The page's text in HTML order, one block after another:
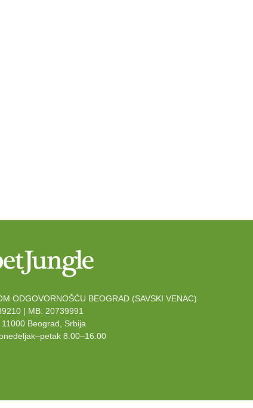
ODGOVORNOŠĆU BEOGRAD (SAVSKI VENAC)
| MB: 20739991
Beograd, Srbija
8.00–16.00